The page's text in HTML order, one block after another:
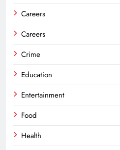
Careers
Careers
Crime
Education
Entertainment
Food
Health